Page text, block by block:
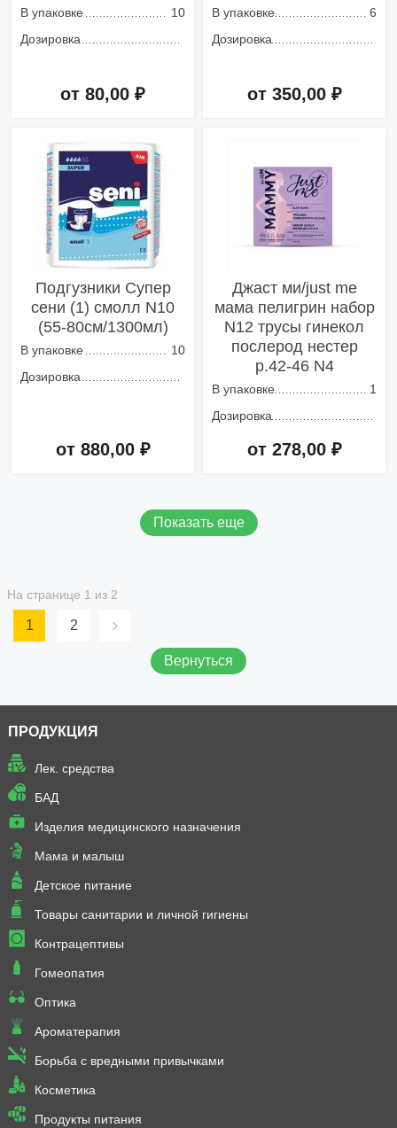
В упаковке
10
Дозировка
от 80,00 ₽
В упаковке
6
Дозировка
от 350,00 ₽
Подгузники Супер
сени (1) смолл N10
(55-80см/1300мл)
В упаковке
10
Дозировка
от 880,00 ₽
Джаст ми/just me
мама пелигрин набор
N12 трусы гинекол
послерод нестер
р.42-46 N4
В упаковке
1
Дозировка
от 278,00 ₽
Показать еще
На странице 1 из 2
1 2
Вернуться
ПРОДУКЦИЯ
Лек. средства
БАД
Изделия медицинского назначения
Мама и малыш
Детское питание
Товары санитарии и личной гигиены
Контрацептивы
Гомеопатия
Оптика
Ароматерапия
Борьба с вредными привычками
Косметика
Продукты питания